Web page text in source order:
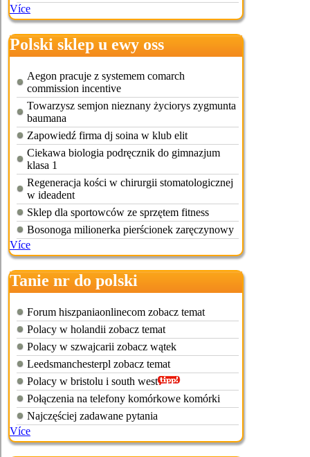
Více
Polski sklep u ewy oss
Aegon pracuje z systemem comarch
commission incentive
Towarzysz semjon nieznany życiorys zygmunta
baumana
Zapowiedź firma dj soina w klub elit
Ciekawa biologia podręcznik do gimnazjum
klasa 1
Regeneracja kości w chirurgii stomatologicznej
w ideadent
Sklep dla sportowców ze sprzętem fitness
Bosonoga milionerka pierścionek zaręczynowy
Více
Tanie nr do polski
Forum hiszpaniaonlinecom zobacz temat
Polacy w holandii zobacz temat
Polacy w szwajcarii zobacz wątek
Leedsmanchesterpl zobacz temat
Polacy w bristolu i south west
Połączenia na telefony komórkowe komórki
Najczęściej zadawane pytania
Více